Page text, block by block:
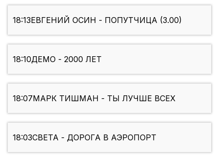
18:13ЕВГЕНИЙ ОСИН - ПОПУТЧИЦА (3.00)
18:10ДЕМО - 2000 ЛЕТ
18:07МАРК ТИШМАН - ТЫ ЛУЧШЕ ВСЕХ
18:03СВЕТА - ДОРОГА В АЭРОПОРТ